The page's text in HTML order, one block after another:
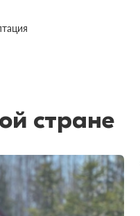
стране